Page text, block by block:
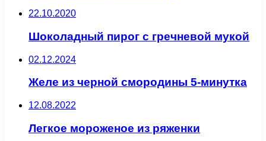
22.10.2020
Шоколадный пирог с гречневой мукой
02.12.2024
Желе из черной смородины 5-минутка
12.08.2022
Легкое мороженое из ряженки